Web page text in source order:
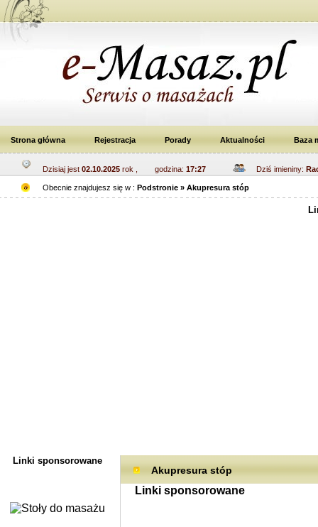
Strona główna Rejestracja Porady Aktualności Baza
Dzisiaj jest 02.10.2025 rok , godzina: 17:27 Dziś imieniny:
Obecnie znajdujesz się w : Podstronie » Akupresura stóp
Linki sponsorowane
Akupresura stóp
Linki sponsorowane